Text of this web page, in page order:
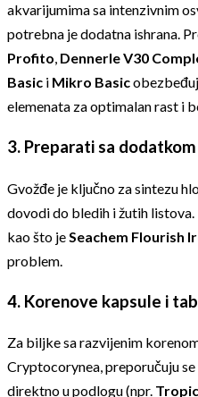
akvarijumima sa intenzivnim
potrebna je dodatna ishrana.
Profito, Dennerle V30
Basic i Mikro Basic
elemenata za optimalan rast i
3. Preparati sa
Gvožđe je ključno za sintezu
dovodi do bledih i žutih
kao što je Seachem Flourish
problem.
4. Korenove kapsule i
Za biljke sa razvijenim
Cryptocorynea, preporučuju
direktno u podlogu (npr.